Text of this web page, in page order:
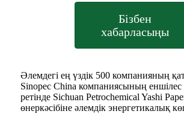
Бізбен
хабарласыңы
Әлемдегі ең үздік 500 компанияның
Sinopec China компаниясының
ретінде Sichuan Petrochemical Yashi
өнеркәсібіне әлемдік энергетикалық